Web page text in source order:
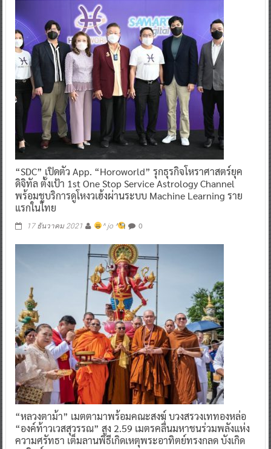
“SDC” เปิดตัว App. “Horoworld” รุกธุรกิจโหราศาสตร์ยุค
ดิจิทัล ตั้งเป้า 1st One Stop Service Astrology Channel
พร้อมชูบริการดูโหงวเฮ้งผ่านระบบ Machine Learning ราย
แรกในไทย
17 ธันวาคม 2021 ^ jo ^ 0
“หลวงตาม้า” เมตตามาพร้อมคณะสงฆ์ บวงสรวงเททองหล่อ
“องค์ท้าวเวสสุวรรณ” สูง 2.59 เมตรคลื่นมหาชนร่วมพลังแห่ง
ความศรัทธา เต็มลานพิธีเกิดเหตุพระอาทิตย์ทรงกลด บังเกิด